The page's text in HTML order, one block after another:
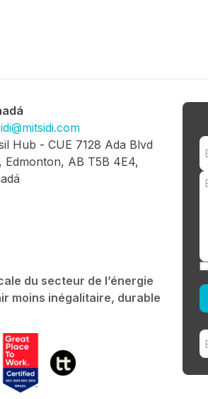
Hub - CUE 7128 Ada Blvd
Edmonton, AB T5B 4E4,
du secteur de l’énergie
moins inégalitaire, durable